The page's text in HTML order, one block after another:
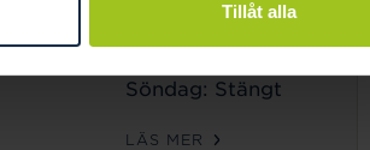
Tillåt alla
Söndag: Stängt
LÄS MER